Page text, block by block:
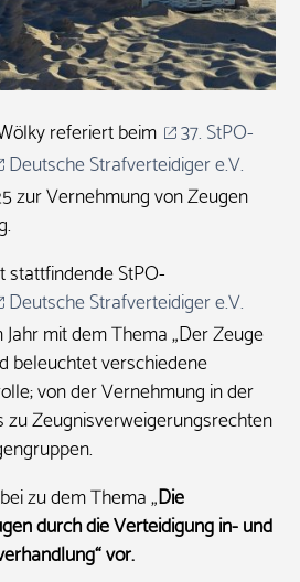
referiert beim
37. StPO-
Deutsche Strafverteidiger e.V.
zur Vernehmung von Zeugen
stattfindende StPO-
Deutsche Strafverteidiger e.V.
mit dem Thema „Der Zeuge
beleuchtet verschiedene
von der Vernehmung in der
Zeugnisverweigerungsrechten
zu dem Thema „Die
durch die Verteidigung in-und
vor.